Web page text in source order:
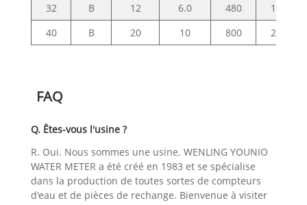
32
B 12 6.0 480
120
40
B 20 10 800 200
FAQ
Q. Êtes-vous l'usine ?
R. Oui. Nous sommes une usine. WENLING YOUNIO
WATER METER a été créé en 1983 et se spécialise
dans la production de toutes sortes de compteurs
d'eau et de pièces de rechange. Bienvenue à visiter